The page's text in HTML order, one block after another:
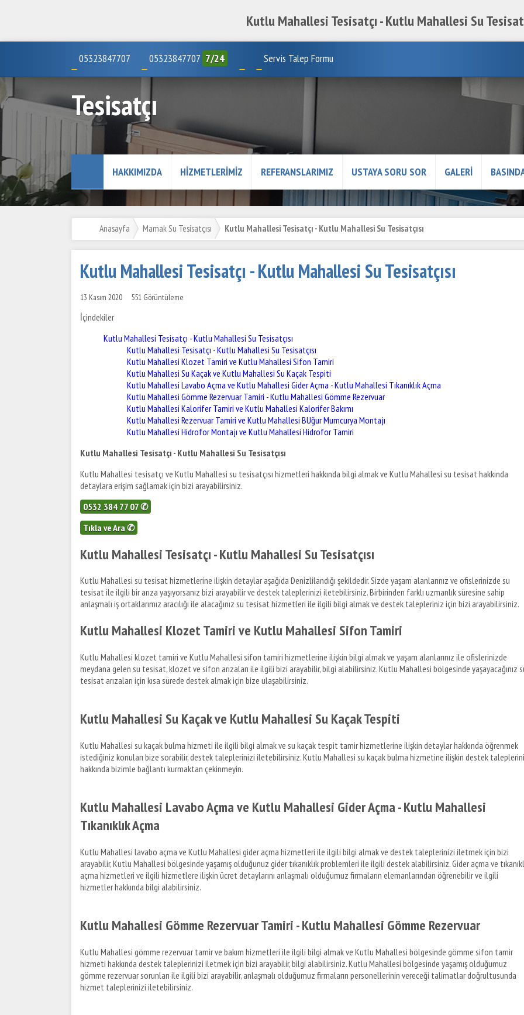
Kutlu Mahallesi Tesisatçı - Kutlu Mahallesi Su
05323847707 05323847707 7/24 Servis Talep Formu
Tesisatçı
HAKKIMIZDA HIZMETLERIMIZ REFERANSLARIMIZ USTAYA SORU SOR GALERİ
Anasayfa Mamak Su Tesisatçısı Kutlu Mahallesi Tesisatçı - Kutlu Mahallesi Su Tesisatçısı
Kutlu Mahallesi Tesisatçı - Kutlu Mahallesi Su Tesisatçısı
13 Kasım 2020 551 Görüntüleme
İçindekiler
Kutlu Mahallesi Tesisatçı - Kutlu Mahallesi Su Tesisatçısı
Kutlu Mahallesi Tesisatçı - Kutlu Mahallesi Su Tesisatçısı
Kutlu Mahallesi Klozet Tamiri ve Kutlu Mahallesi Sifon Tamiri
Kutlu Mahallesi Su Kaçak ve Kutlu Mahallesi Su Kaçak Tespiti
Kutlu Mahallesi Lavabo Açma ve Kutlu Mahallesi Gider Açma - Kutlu Mahallesi Tıkanıklık Açma
Kutlu Mahallesi Gömme Rezervuar Tamiri - Kutlu Mahallesi Gömme Rezervuar
Kutlu Mahallesi Kalorifer Tamiri ve Kutlu Mahallesi Kalorifer Bakımı
Kutlu Mahallesi Rezervuar Tamiri ve Kutlu Mahallesi BUğur Mumcurya Montajı
Kutlu Mahallesi Hidrofor Montajı ve Kutlu Mahallesi Hidrofor Tamiri
Kutlu Mahallesi Tesisatçı - Kutlu Mahallesi Su Tesisatçısı
Kutlu Mahallesi tesisatçı ve Kutlu Mahallesi su tesisatçısı hizmetleri hakkında bilgi almak ve Kutlu Mahallesi su tesisat hakkında
detaylara erişim sağlamak için bizi arayabilirsiniz.
0532 384 77 07 ✆
Tıkla ve Ara ✆
Kutlu Mahallesi Tesisatçı - Kutlu Mahallesi Su Tesisatçısı
Kutlu Mahallesi su tesisat hizmetlerine ilişkin detaylar aşağıda Denizlilandığı şekildedir. Sizde yaşam alanlarınız ve ofislerinizde su
tesisat ile ilgili bir arıza yaşıyorsanız bizi arayabilir ve destek taleplerinizi iletebilirsiniz. Birbirinden farklı uzmanlık süresine sahip
anlaşmalı iş ortaklarımız aracılığı ile alacağınız su tesisat hizmetleri ile ilgili bilgi almak ve destek talepleriniz için bizi arayabilirsiniz.
Kutlu Mahallesi Klozet Tamiri ve Kutlu Mahallesi Sifon Tamiri
Kutlu Mahallesi klozet tamiri ve Kutlu Mahallesi sifon tamiri hizmetlerine ilişkin bilgi almak ve yaşam alanlarınız ile ofislerinizde
meydana gelen su tesisat, klozet ve sifon arızaları ile ilgili bizi arayabilir, bilgi alabilirsiniz. Kutlu Mahallesi bölgesinde yaşayacağınız
tesisat arızaları için kısa sürede destek almak için bize ulaşabilirsiniz.
Kutlu Mahallesi Su Kaçak ve Kutlu Mahallesi Su Kaçak Tespiti
Kutlu Mahallesi su kaçak bulma hizmeti ile ilgili bilgi almak ve su kaçak tespit tamir hizmetlerine ilişkin detaylar hakkında öğrenmek
istediğiniz konuları bize sorabilir, destek taleplerinizi iletebilirsiniz. Kutlu Mahallesi su kaçak bulma hizmetine ilişkin destek
hakkında bizimle bağlantı kurmaktan çekinmeyin.
Kutlu Mahallesi Lavabo Açma ve Kutlu Mahallesi Gider Açma - Kutlu Mahallesi
Tıkanıklık Açma
Kutlu Mahallesi lavabo açma ve Kutlu Mahallesi gider açma hizmetleri ile ilgili bilgi almak ve destek taleplerinizi iletmek için bizi
arayabilir, Kutlu Mahallesi bölgesinde yaşamış olduğunuz gider tıkanıklık problemleri ile ilgili destek alabilirsiniz. Gider açma ve
açma hizmetleri ve ilgili hizmetlere ilişkin ücret detaylarını anlaşmalı olduğumuz firmaların elemanlarından öğrenebilir ve ilgili
hizmetler hakkında bilgi alabilirsiniz.
Kutlu Mahallesi Gömme Rezervuar Tamiri - Kutlu Mahallesi Gömme Rezervuar
Kutlu Mahallesi gömme rezervuar tamir ve bakım hizmetleri ile ilgili bilgi almak ve Kutlu Mahallesi bölgesinde gömme sifon tamir
hizmeti hakkında destek taleplerinizi iletmek için bizi arayabilir, bilgi alabilirsiniz. Kutlu Mahallesi bölgesinde yaşamış olduğumuz
gömme rezervuar sorunları ile ilgili bizi arayabilir, anlaşmalı olduğumuz firmaların personellerinin vereceği talimatlar doğrultusunda
hizmet taleplerinizi iletebilirsiniz.